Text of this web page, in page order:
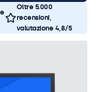
Oltre 5.000
recensioni,
valutazione 4,8/5